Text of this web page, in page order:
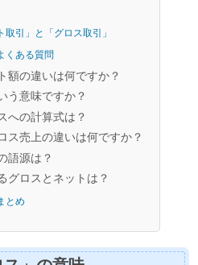
引」と「グロス取引」
くある質問
額の違いは何ですか？
う意味ですか？
への計算式は？
ス売上の違いは何ですか？
語源は？
グロスとネットは？
とめ